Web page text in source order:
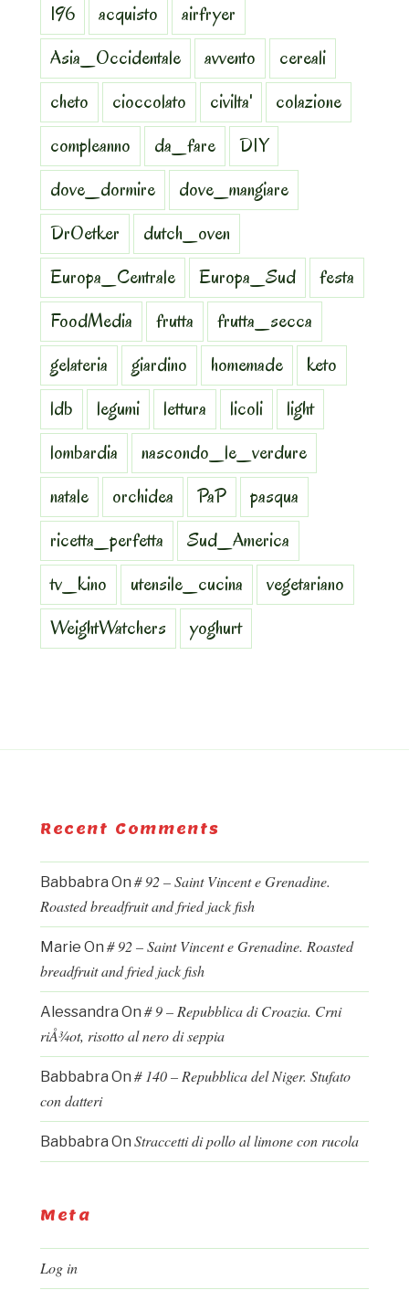
196 acquisto
airfryer
Asia_Occidentale
avvento
cereali
cheto
cioccolato civilta'
colazione
compleanno
da_fare
DIY
dove_dormire
dove_mangiare
DrOetker
dutch_oven
Europa_Centrale
Europa_Sud
festa
FoodMedia
frutta
frutta_secca
gelateria
giardino homemade
keto
ldb
legumi lettura licoli
light
lombardia
nascondo_le_verdure
natale
orchidea PaP
pasqua
ricetta_perfetta
Sud_America
tv_kino
utensile_cucina
vegetariano
WeightWatchers
yoghurt
Recent Comments
Babbabra On # 92 – Saint Vincent e Grenadine.
Roasted breadfruit and fried jack fish
Marie On # 92 – Saint Vincent e Grenadine. Roasted
breadfruit and fried jack fish
Alessandra On # 9 – Repubblica di Croazia. Crni
riÅ¾ot, risotto al nero di seppia
Babbabra On # 140 – Repubblica del Niger. Stufato
con datteri
Babbabra On Straccetti di pollo al limone con rucola
Meta
Log in